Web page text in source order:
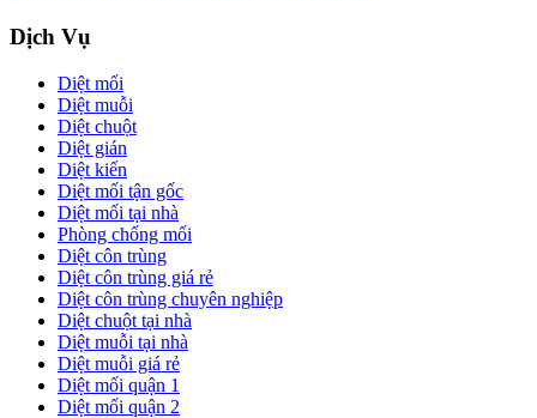
Dịch Vụ
Diệt mối
Diệt muỗi
Diệt chuột
Diệt gián
Diệt kiến
Diệt mối tận gốc
Diệt mối tại nhà
Phòng chống mối
Diệt côn trùng
Diệt côn trùng giá rẻ
Diệt côn trùng chuyên nghiệp
Diệt chuột tại nhà
Diệt muỗi tại nhà
Diệt muỗi giá rẻ
Diệt mối quận 1
Diệt mối quận 2